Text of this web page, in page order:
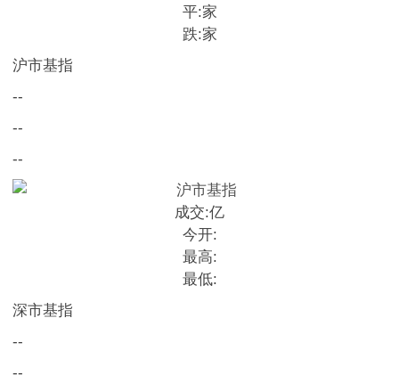
平:家
跌:家
沪市基指
--
--
--
成交:亿
今开:
最高:
最低:
深市基指
--